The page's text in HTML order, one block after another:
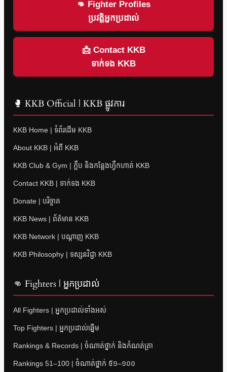
👊 Fighter Profiles
ប្រវត្តិអ្នកប្រដាល់
📩 Contact KKB
ទាក់ទង KKB
🥊 KKB Official | KKB ផ្លូវការ
KKB Home | ទំព័រដើម KKB
About KKB | អំពី KKB
KKB Club & Gym | ក្លឹប និងកន្លែងហ្វឹកហាត់ KKB
Contact KKB | ទាក់ទង KKB
Donate | បរិច្ចាគ
KKB News | ព័ត៌មាន KKB
KKB Network | បណ្តាញ KKB
KKB Philosophy | ទស្សនវិជ្ជា KKB
👊 Fighters | អ្នកប្រដាល់
All Fighters | អ្នកប្រដាល់ទាំងអស់
Top Fighters | អ្នកប្រដាល់ឆ្នើម
Rankings & Records | ចំណាត់ថ្នាក់ និងកំណត់ត្រា
Rankings 51–100 | ចំណាត់ថ្នាក់ ៥១–១០០